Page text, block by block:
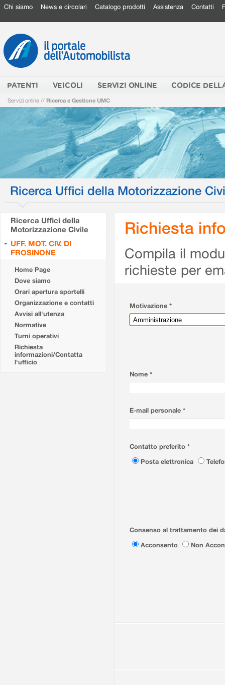
Chi siamo News e circolari Catalogo prodotti Assistenza Contatti
PATENTI VEICOLI SERVIZI ONLINE CODICE
Servizi online // Ricerca e Gestione UMC
Ricerca Uffici della Motorizzazione
Ricerca Uffici della
Motorizzazione Civile
UFF. MOT. CIV. DI
FROSINONE
Home Page
Dove siamo
Orari apertura sportelli
Organizzazione e contatti
Avvisi all'utenza
Normative
Turni operativi
Richiesta
informazioni/Contatta
l'ufficio
Richiesta
Compila il
richieste per
Motivazione *
Nome *
E-mail personale *
Contatto preferito *
Posta elettronica
Consenso al trattamento dei
Acconsento
Non